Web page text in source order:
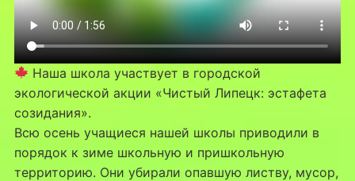
Наша школа участвует в городской
экологической акции «Чистый Липецк: эстафета
созидания».
Всю осень учащиеся нашей школы приводили в
порядок к зиме школьную и пришкольную
территорию. Они убирали опавшую листву, мусор,